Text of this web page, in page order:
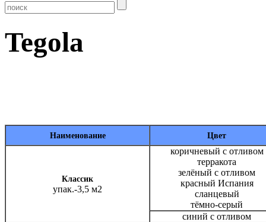
Tegola
Наименование Цвет
Классик
упак.-3,5 м2
коричневый с отливом
терракота
зелёный с отливом
красный Испания
сланцевый
тёмно-серый
синий с отливом